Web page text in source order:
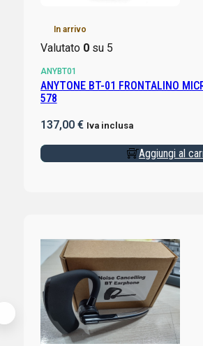
In arrivo
Valutato 0su 5
ANYBT01
ANYTONE BT-01 FRONTALINO MICROFONO
578
137,00 € Iva inclusa
Aggiungi al